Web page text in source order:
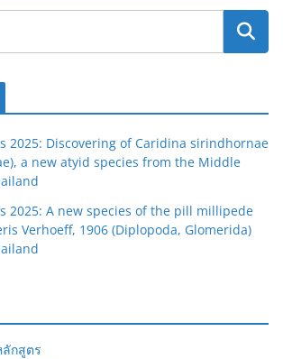
2025: Discovering of Caridina sirindhornae
a new atyid species from the Middle
2025: A new species of the pill millipede
Verhoeff, 1906 (Diplopoda, Glomerida)
กสูตร